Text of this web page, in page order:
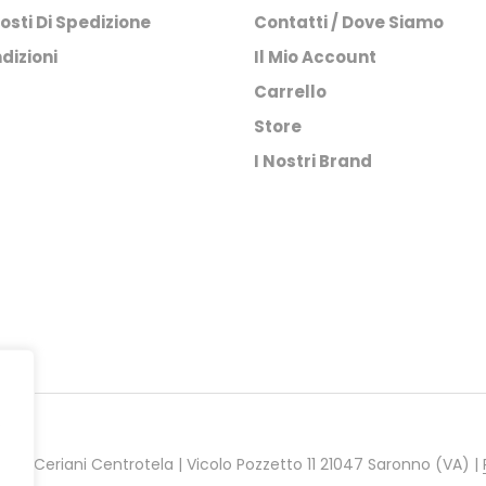
nella
nella
pagina
del
prodotto
Di Spedizione
Contatti / Dove Siamo
Il Mio Account
Carrello
Store
I Nostri Brand
Ceriani Centrotela | Vicolo Pozzetto 11 21047 Saronno (VA) |